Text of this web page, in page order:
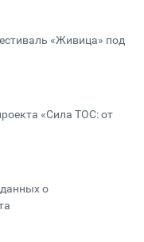
«Живица» под
«Сила ТОС: от
о